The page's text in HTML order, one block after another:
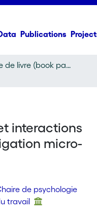
Publications
Chapitre de livre (book part)
interactions
micro-
de psychologie
travail